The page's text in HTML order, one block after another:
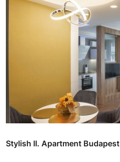
Stylish II. Apartment Budapest